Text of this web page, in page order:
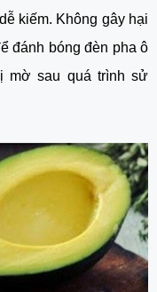
kiếm. Không gây hại
đánh bóng đèn pha ô
mờ sau quá trình sử